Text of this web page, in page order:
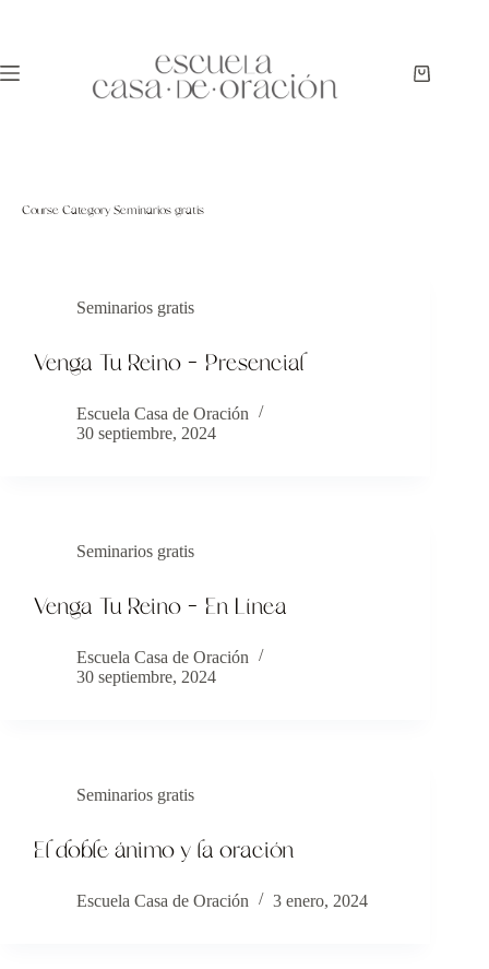
Course CategorySeminarios gratis
Seminarios gratis
Venga Tu Reino – Presencial
Escuela Casa de Oración
30 septiembre, 2024
Seminarios gratis
Venga Tu Reino – En Línea
Escuela Casa de Oración
30 septiembre, 2024
Seminarios gratis
El doble ánimo y la oración
Escuela Casa de Oración 3 enero, 2024